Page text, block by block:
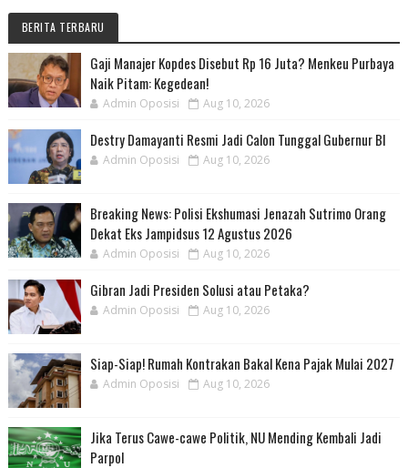
BERITA TERBARU
Gaji Manajer Kopdes Disebut Rp 16 Juta? Menkeu Purbaya
Naik Pitam: Kegedean!
Admin Oposisi Aug 10, 2026
Destry Damayanti Resmi Jadi Calon Tunggal Gubernur BI
Admin Oposisi Aug 10, 2026
Breaking News: Polisi Ekshumasi Jenazah Sutrimo Orang
Dekat Eks Jampidsus 12 Agustus 2026
Admin Oposisi Aug 10, 2026
Gibran Jadi Presiden Solusi atau Petaka?
Admin Oposisi Aug 10, 2026
Siap-Siap! Rumah Kontrakan Bakal Kena Pajak Mulai 2027
Admin Oposisi Aug 10, 2026
Jika Terus Cawe-cawe Politik, NU Mending Kembali Jadi
Parpol